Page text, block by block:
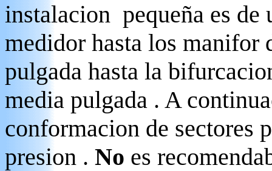
instalacion pequeña es de
medidor hasta los
pulgada hasta la
media pulgada . A
conformacion de sectores
presion . No es